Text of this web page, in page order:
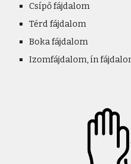
Csípő fájdalom
Térd fájdalom
Boka fájdalom
Izomfájdalom, ín